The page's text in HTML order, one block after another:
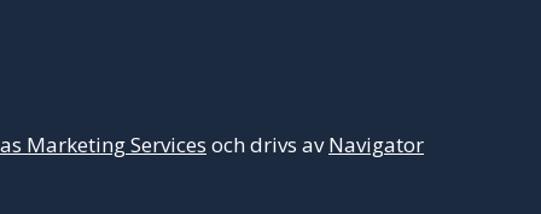
Marketing Services och drivs avNavigator